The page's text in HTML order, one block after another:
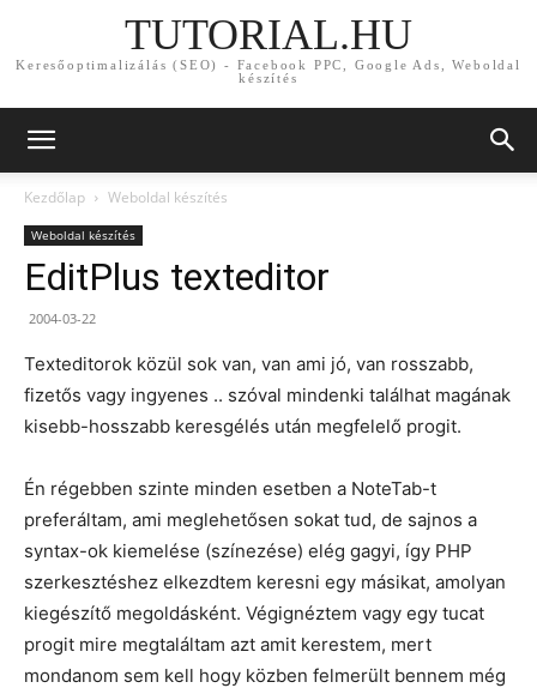
TUTORIAL.HU
Keresőoptimalizálás (SEO) - Facebook PPC, Google Ads, Weboldal
készítés
Kezdőlap Weboldal készítés
Weboldal készítés
EditPlus texteditor
2004-03-22
Texteditorok közül sok van, van ami jó, van rosszabb,
fizetős vagy ingyenes .. szóval mindenki találhat magának
kisebb-hosszabb keresgélés után megfelelő progit.
Én régebben szinte minden esetben a NoteTab-t
preferáltam, ami meglehetősen sokat tud, de sajnos a
syntax-ok kiemelése (színezése) elég gagyi, így PHP
szerkesztéshez elkezdtem keresni egy másikat, amolyan
kiegészítő megoldásként. Végignéztem vagy egy tucat
progit mire megtaláltam azt amit kerestem, mert
mondanom sem kell hogy közben felmerült bennem még